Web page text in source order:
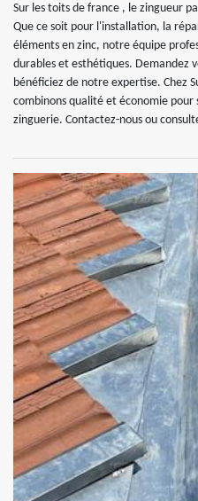
Sur les toits de france , le zingueur
Que ce soit pour l'installation, la
éléments en zinc, notre équipe
durables et esthétiques. Demandez
bénéficiez de notre expertise. Chez
combinons qualité et économie pour
zinguerie. Contactez-nous ou